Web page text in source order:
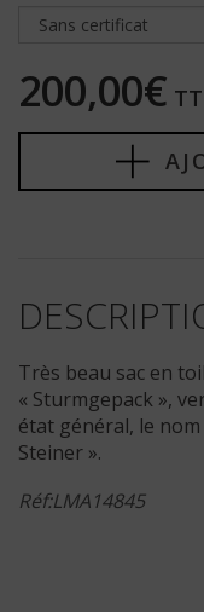
200,00€
Très beau sac en
« Sturmgepack »,
état général, le
Steiner ».
Réf:LMA14845